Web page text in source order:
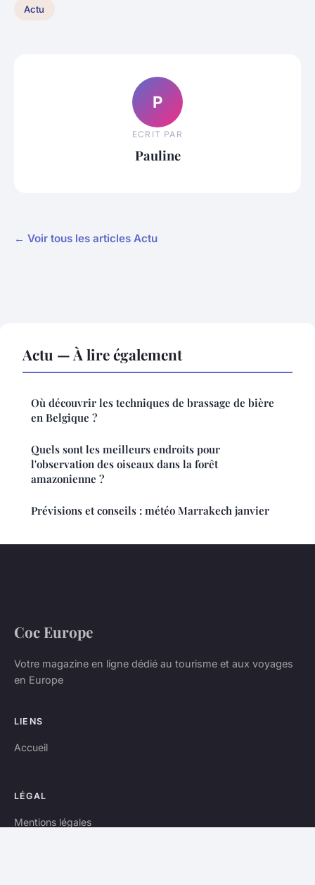
Actu
P
ECRIT PAR
Pauline
← Voir tous les articles Actu
Actu — À lire également
Où découvrir les techniques de brassage de bière
en Belgique ?
Quels sont les meilleurs endroits pour
l'observation des oiseaux dans la forêt
amazonienne ?
Prévisions et conseils : météo Marrakech janvier
Coc Europe
Votre magazine en ligne dédié au tourisme et aux voyages
en Europe
LIENS
Accueil
LÉGAL
Mentions légales